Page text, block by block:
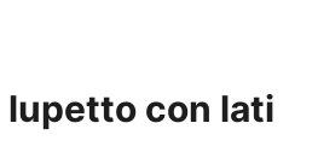
lupetto con lati